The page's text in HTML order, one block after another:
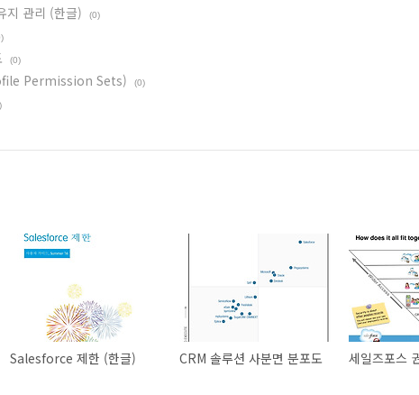
지 관리 (한글) (0)
(0)
Permission Sets) (0)
Salesforce 제한 (한글) CRM 솔루션 사분면 분포도